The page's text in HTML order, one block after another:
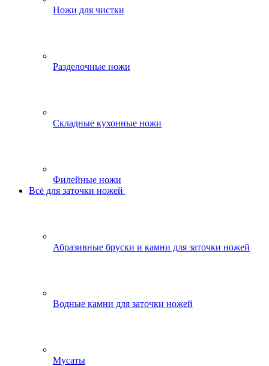
Ножи для чистки
Разделочные ножи
Складные кухонные ножи
Филейные ножи
Всё для заточки ножей
Абразивные бруски и камни для заточки ножей
Водные камни для заточки ножей
Мусаты